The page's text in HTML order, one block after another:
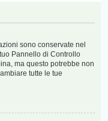
sono conservate nel
Pannello di Controllo
ma questo potrebbe non
tutte le tue